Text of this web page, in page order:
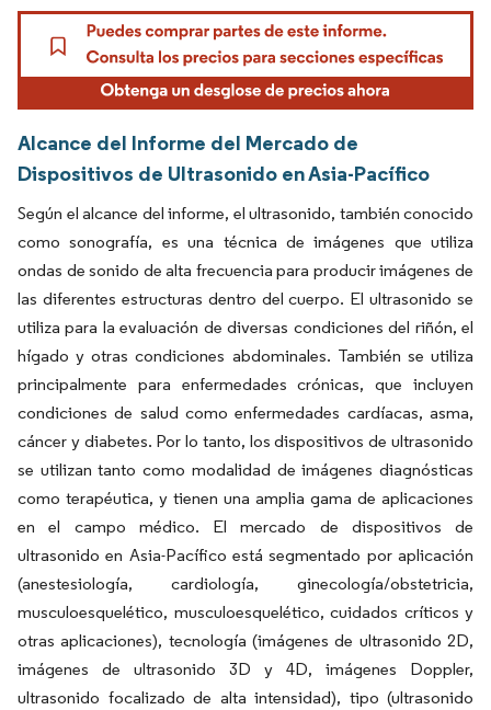
Alcance del Informe del Mercado de
Dispositivos de Ultrasonido en Asia-Pacífico
Según el alcance del informe, el ultrasonido, también conocido
como sonografía, es una técnica de imágenes que utiliza
ondas de sonido de alta frecuencia para producir imágenes de
las diferentes estructuras dentro del cuerpo. El ultrasonido se
utiliza para la evaluación de diversas condiciones del riñón, el
hígado y otras condiciones abdominales. También se utiliza
principalmente para enfermedades crónicas, que incluyen
condiciones de salud como enfermedades cardíacas, asma,
cáncer y diabetes. Por lo tanto, los dispositivos de ultrasonido
se utilizan tanto como modalidad de imágenes diagnósticas
como terapéutica, y tienen una amplia gama de aplicaciones
en el campo médico. El mercado de dispositivos de
ultrasonido en Asia-Pacífico está segmentado por aplicación
(anestesiología, cardiología, ginecología/obstetricia,
musculoesquelético, musculoesquelético, cuidados críticos y
otras aplicaciones), tecnología (imágenes de ultrasonido 2D,
imágenes de ultrasonido 3D y 4D, imágenes Doppler,
ultrasonido focalizado de alta intensidad), tipo (ultrasonido